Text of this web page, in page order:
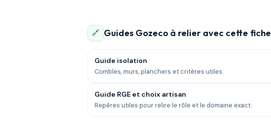
🔗 Guides Gozeco à relier avec cette fiche
Guide isolation
Combles, murs, planchers et critères utiles.
Guide RGE et choix artisan
Repères utiles pour relire le rôle et le domaine exact.